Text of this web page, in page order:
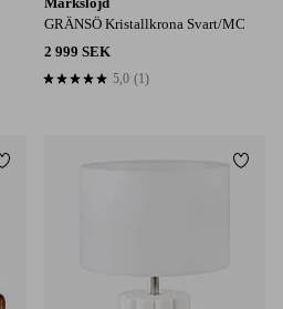
GRÄNSÖ Kristallkrona Svart/MC
2 999 SEK
5,0 baserat på 1 st betyg
5,0 (1)
Lägg till i favoriter